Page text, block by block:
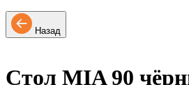
Назад
Стол MIA 90